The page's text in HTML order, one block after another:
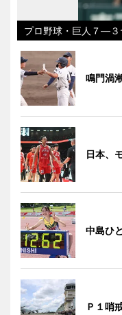
プロ野球・巨人７―３
鳴門渦
日本、
中島ひ
Ｐ１哨